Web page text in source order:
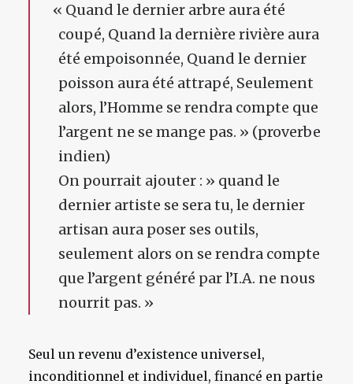
« Quand le dernier arbre aura été
coupé, Quand la dernière rivière aura
été empoisonnée, Quand le dernier
poisson aura été attrapé, Seulement
alors, l’Homme se rendra compte que
l’argent ne se mange pas. » (proverbe
indien)
On pourrait ajouter : » quand le
dernier artiste se sera tu, le dernier
artisan aura poser ses outils,
seulement alors on se rendra compte
que l’argent généré par l’I.A. ne nous
nourrit pas. »
Seul un revenu d’existence universel,
inconditionnel et individuel, financé en partie